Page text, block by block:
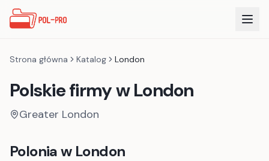
Strona główna Katalog London
Polskie firmy wLondon
Greater London
Polonia w London